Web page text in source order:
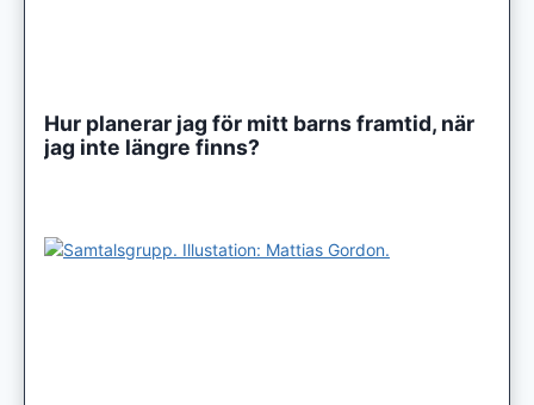
Hur planerar jag för mitt barns framtid, när
jag inte längre finns?